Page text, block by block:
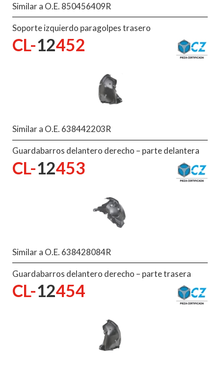
Similar a O.E. 850456409R
Soporte izquierdo paragolpes trasero
CL-12452
Similar a O.E. 638442203R
Guardabarros delantero derecho – parte delantera
CL-12453
Similar a O.E. 638428084R
Guardabarros delantero derecho – parte trasera
CL-12454